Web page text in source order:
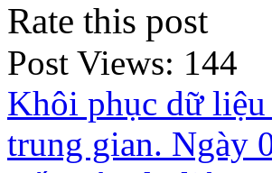
Rate this post
Post Views: 144
Khôi phục dữ
trung gian. Ngày